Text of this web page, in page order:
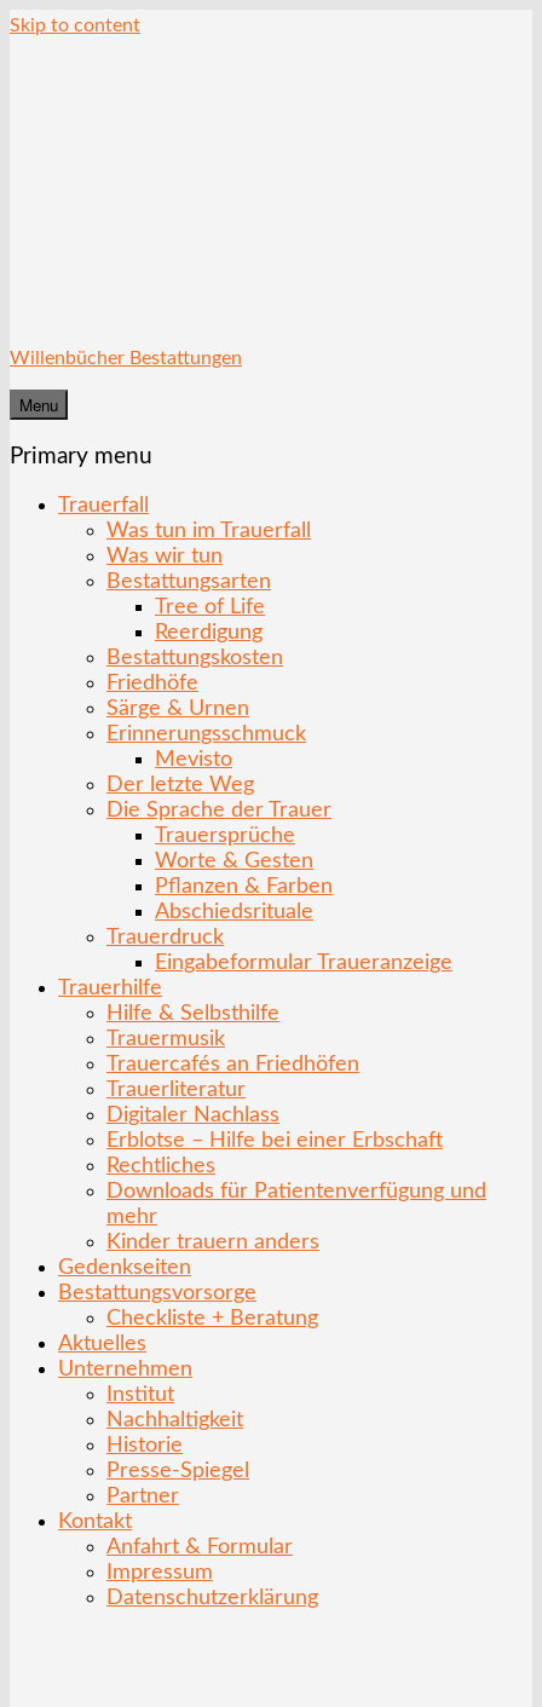
Skip to content
Willenbücher Bestattungen
Menu
Primary menu
Trauerfall
Was tun im Trauerfall
Was wir tun
Bestattungsarten
Tree of Life
Reerdigung
Bestattungskosten
Friedhöfe
Särge & Urnen
Erinnerungsschmuck
Mevisto
Der letzte Weg
Die Sprache der Trauer
Trauersprüche
Worte & Gesten
Pflanzen & Farben
Abschiedsrituale
Trauerdruck
Eingabeformular Traueranzeige
Trauerhilfe
Hilfe & Selbsthilfe
Trauermusik
Trauercafés an Friedhöfen
Trauerliteratur
Digitaler Nachlass
Erblotse – Hilfe bei einer Erbschaft
Rechtliches
Downloads für Patientenverfügung und
mehr
Kinder trauern anders
Gedenkseiten
Bestattungsvorsorge
Checkliste + Beratung
Aktuelles
Unternehmen
Institut
Nachhaltigkeit
Historie
Presse-Spiegel
Partner
Kontakt
Anfahrt & Formular
Impressum
Datenschutzerklärung